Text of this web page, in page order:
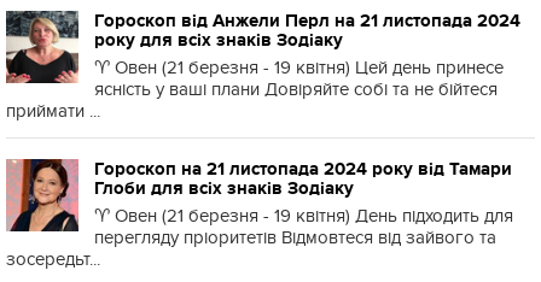
Гороскоп від Анжели Перл на 21 листопада 2024
року для всіх знаків Зодіаку
♈️ Овен (21 березня - 19 квітня) Цей день принесе
ясність у ваші плани Довіряйте собі та не бійтеся
приймати ...
Гороскоп на 21 листопада 2024 року від Тамари
Глоби для всіх знаків Зодіаку
♈️ Овен (21 березня - 19 квітня) День підходить для
перегляду пріоритетів Відмовтеся від зайвого та
зосередьт...